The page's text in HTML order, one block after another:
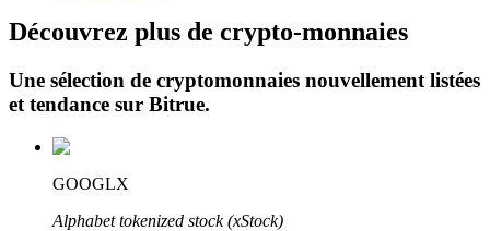
Prêts
Service d'emprunt adossé à des cryptomonnaies
Découvrez plus de crypto-monnaies
Une sélection de cryptomonnaies nouvellement listées
et tendance sur Bitrue.
GOOGLX
Alphabet tokenized stock (xStock)